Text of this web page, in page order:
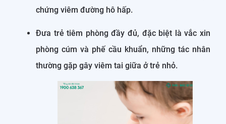
chứng viêm đường hô hấp.
Đưa trẻ tiêm phòng đầy đủ, đặc biệt là vắc xin
phòng cúm và phế cầu khuẩn, những tác nhân
thường gặp gây viêm tai giữa ở trẻ nhỏ.